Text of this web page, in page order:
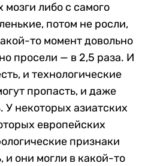
мозги либо с самого
потом не росли,
то момент довольно
просели — в 2,5 раза. И
и технологические
пропасть, и даже
У некоторых азиатских
европейских
признаки
и они могли в какой-то